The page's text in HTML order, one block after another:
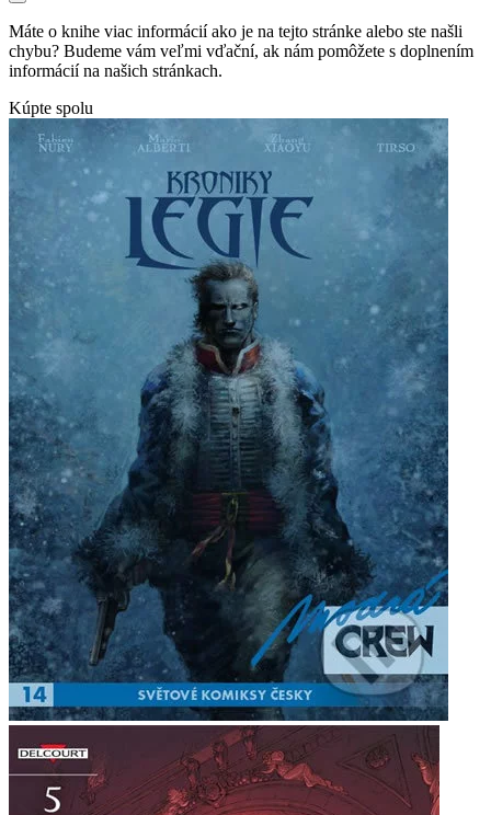
Máte o knihe viac informácií ako je na tejto stránke alebo ste našli
chybu? Budeme vám veľmi vďační, ak nám pomôžete s doplnením
informácií na našich stránkach.
Kúpte spolu